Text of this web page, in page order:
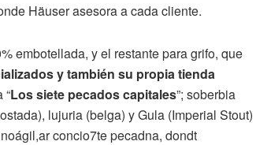
Häuser asesora a cada cliente.
embotellada, y el restante para grifo, que
y también su propia tienda
“Los siete pecados capitales”; soberbia
lujuria (belga) y Gula (Imperial Stout)
concio7te pecadna, dondt